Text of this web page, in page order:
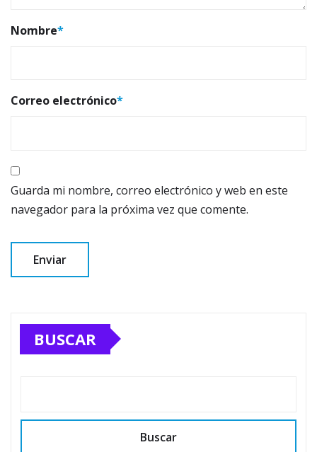
Nombre*
Correo electrónico*
Guarda mi nombre, correo electrónico y web en este
navegador para la próxima vez que comente.
BUSCAR
Buscar